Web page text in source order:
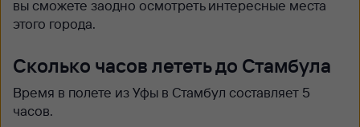
вы сможете заодно осмотреть интересные места
этого города.
Сколько часов лететь до Стамбула
Время в полете из Уфы в Стамбул составляет 5
часов.